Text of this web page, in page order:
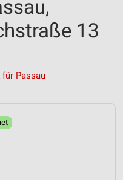
13
Passau